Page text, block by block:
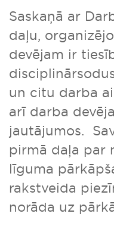
Saskaņā ar
daļu,
devējam ir
un citu darba
arī darba
jautājumos.
pirmā daļa par
līguma
rakstveida
norāda uz